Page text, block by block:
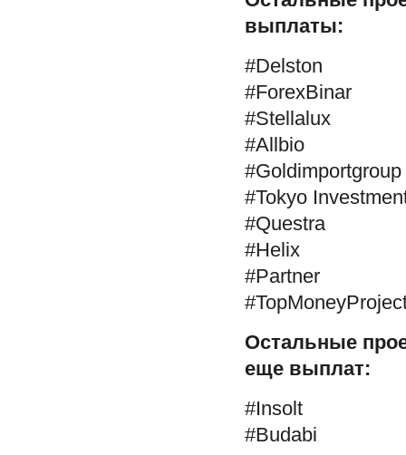
выплаты:
#Delston
#ForexBinar
#Stellalux
#Allbio
#Goldimportgroup
#Tokyo
#Questra
#Helix
#Partner
Остальные
еще выплат:
#Insolt
#Budabi